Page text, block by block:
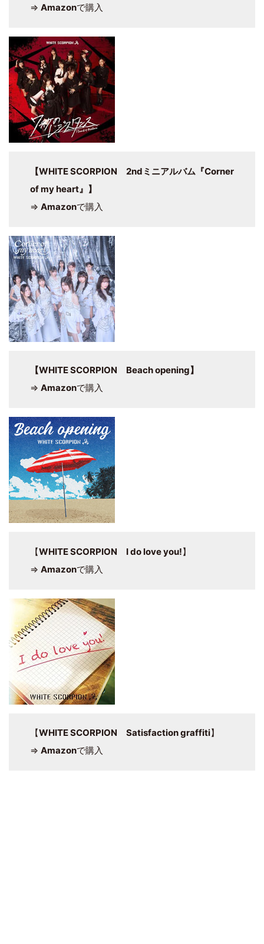
⇒ Amazonで購入
【WHITE SCORPION 2ndミニアルバム『Corner
of my heart』】
⇒ Amazonで購入
【WHITE SCORPION Beach opening】
⇒ Amazonで購入
【WHITE SCORPION I do love you!】
⇒ Amazonで購入
【WHITE SCORPION Satisfaction graffiti】
⇒ Amazonで購入